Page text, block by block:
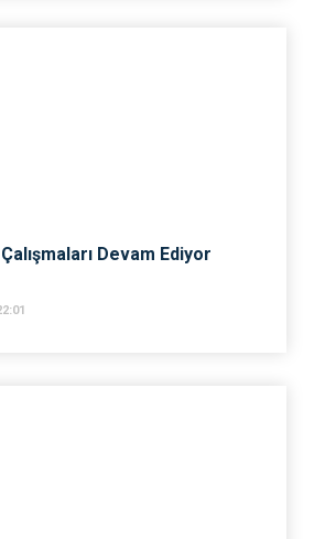
Çalışmaları Devam Ediyor